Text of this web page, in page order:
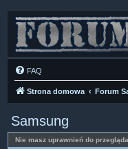
FAQ
Strona domowa Forum
Samsung
Nie masz uprawnień do